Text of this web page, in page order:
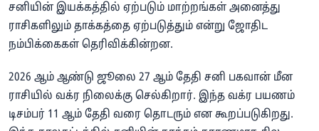
சனியின் இயக்கத்தில் ஏற்படும் மாற்றங்கள் அனைத்து
ராசிகளிலும் தாக்கத்தை ஏற்படுத்தும் என்று ஜோதிட
நம்பிக்கைகள் தெரிவிக்கின்றன.
2026 ஆம் ஆண்டு ஜூலை 27 ஆம் தேதி சனி பகவான் மீன
ராசியில் வக்ர நிலைக்கு செல்கிறார். இந்த வக்ர பயணம்
டிசம்பர் 11 ஆம் தேதி வரை தொடரும் என கூறப்படுகிறது.